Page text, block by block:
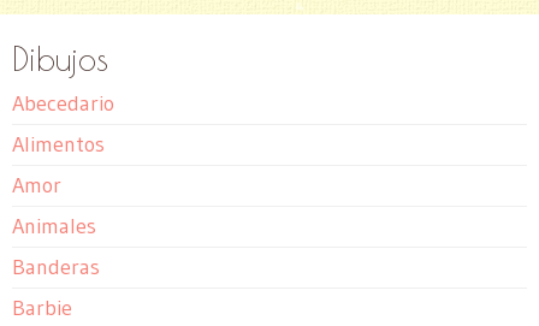
Dibujos
Abecedario
Alimentos
Amor
Animales
Banderas
Barbie